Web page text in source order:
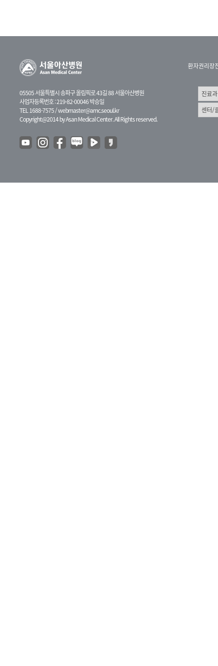
05505 서울특별시 송파구 올림픽로 43길 88 서울아산병원
사업자등록번호 : 219-82-00046 박승일
TEL 1688-7575 /webmaster@amc.seoul.kr
Copyright@2014 by Asan Medical Center. All Rights reserved.
환자권리장